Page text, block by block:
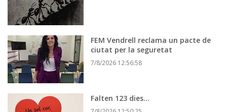
FEM Vendrell reclama un pacte de
ciutat per la seguretat
7/8/2026 12:56:58
Falten 123 dies…